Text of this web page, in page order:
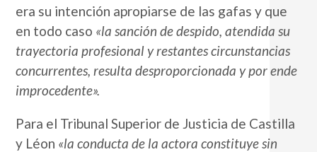
era su intención apropiarse de las gafas y que
en todo caso «la sanción de despido, atendida su
trayectoria profesional y restantes circunstancias
concurrentes, resulta desproporcionada y por ende
improcedente».
Para el Tribunal Superior de Justicia de Castilla
y Léon «la conducta de la actora constituye sin